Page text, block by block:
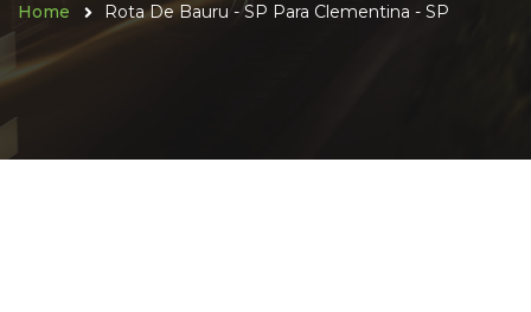
Home Rota De Bauru - SP Para Clementina - SP